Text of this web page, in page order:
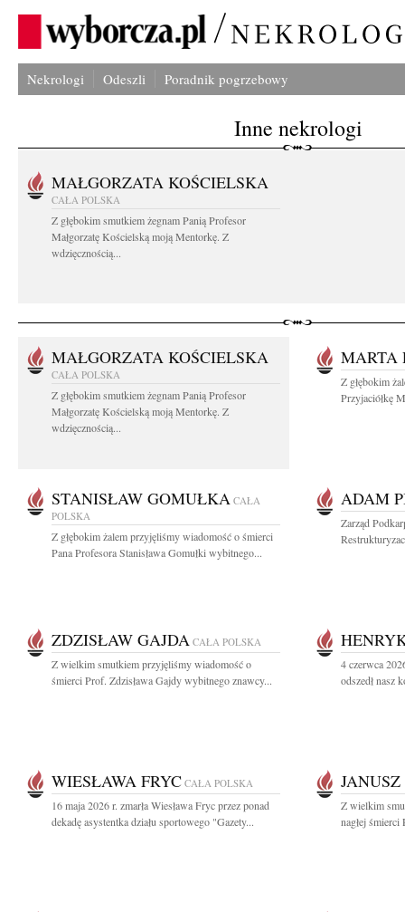
Nekrologi Odeszli Poradnik pogrzebowy
Inne nekrologi
MAŁGORZATA KOŚCIELSKA
CAŁA POLSKA
Z głębokim smutkiem żegnam Panią Profesor
Małgorzatę Kościelską moją Mentorkę. Z
wdzięcznością...
MAŁGORZATA KOŚCIELSKA
CAŁA POLSKA
Z głębokim smutkiem żegnam Panią Profesor
Małgorzatę Kościelską moją Mentorkę. Z
wdzięcznością...
MARTA
Z głębokim
Przyjaciółkę
STANISŁAW GOMUŁKA CAŁA
POLSKA
Z głębokim żalem przyjęliśmy wiadomość o śmierci
Pana Profesora Stanisława Gomułki wybitnego...
ADAM
Zarząd
ZDZISŁAW GAJDA CAŁA POLSKA
Z wielkim smutkiem przyjęliśmy wiadomość o
śmierci Prof. Zdzisława Gajdy wybitnego znawcy...
4 czerwca
odszedł nasz
WIESŁAWA FRYC CAŁA POLSKA
16 maja 2026 r. zmarła Wiesława Fryc przez ponad
dekadę asystentka działu sportowego "Gazety...
Z wielkim
nagłej